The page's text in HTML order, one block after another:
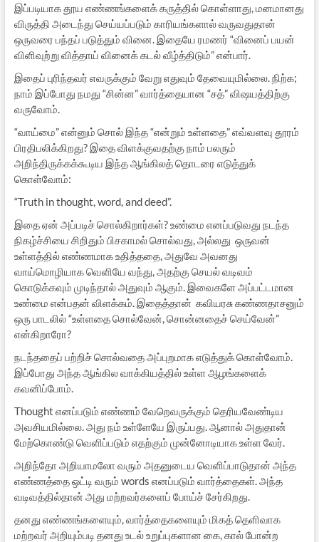
இப்படியாக தூய எண்ணங்களைக் கருத்தில் கொள்ளாது, மனமானது
விருத்தி அடைந்து செய்யப்படும் காரியங்களால் வருவதுதான்
ஒருவரை பந்தப் படுத்தும் வினை. இதையே ரமணர் “வினைப் பயன்
விளிவுற்று வித்தாய் வினைக் கடல் வீழ்த்திடும்” என்பார்.
இதைப் புரிந்தவர் எவருக்கும் வேறு எதுவும் தேவையுமில்லை. நிற்க;
நாம் இப்போது நமது “சின்ன” வார்த்தையான “சத்” விஷயத்திற்கு
வருவோம்.
“வாய்மை” என்னும் சொல் இந்த “என்றும் உள்ளதை” எவ்வளவு தூரம்
பிரதிபலிக்கிறது? இதை விளக்குவதற்கு நாம் பலரும்
அறிந்திருக்கக்கூடிய இந்த ஆங்கிலத் தொடரை எடுத்துக்
கொள்வோம்:
“Truth in thought, word, and deed”.
இதை ஏன் அப்படிச் சொல்கிறார்கள்? உண்மை எனப்படுவது நடந்த
நிகழ்ச்சியை சிறிதும் பிசகாமல் சொல்வது, அல்லது ஒருவன்
உள்ளத்தில் எண்ணமாக உதித்ததை, அதுவே அவனது
வாய்மொழியாக வெளியே வந்து, அதற்கு செயல் வடிவம்
கொடுக்கவும் முடிந்தால் அதுவும் ஆகும். இவைகளே அப்பட்டமான
உண்மை என்பதன் விளக்கம். இதைத்தான் கவியரசு கண்ணதாசனும்
ஒரு பாடலில் “உள்ளதை சொல்வேன், சொன்னதைச் செய்வேன்”
என்கிறாரோ?
நடந்ததைப் பற்றிச் சொல்வதை அப்புறமாக எடுத்துக் கொள்வோம்.
இப்போது அந்த ஆங்கில வாக்கியத்தில் உள்ள ஆழங்களைக்
கவனிப்போம்.
Thought எனப்படும் எண்ணம் வேறெவருக்கும் தெரியவேண்டிய
அவசியமில்லை. அது நம் உள்ளேயே இருப்பது. ஆனால் அதுதான்
மேற்கொண்டு வெளிப்படும் எதற்கும் முன்னோடியாக உள்ள வேர்.
அறிந்தோ அறியாமலோ வரும் அதனுடைய வெளிப்பாடுதான் அந்த
எண்ணத்தை ஒட்டி வரும் words எனப்படும் வார்த்தைகள். அந்த
வடிவத்தில்தான் அது மற்றவர்களைப் போய்ச் சேர்கிறது.
தனது எண்ணங்களையும், வார்த்தைகளையும் மிகத் தெளிவாக
மற்றவர் அறியும்படி தனது உடல் உறுப்புகளான கை, கால் போன்ற